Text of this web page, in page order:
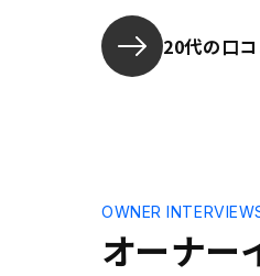
にした。担当者の
ポンスの良さも1
の物件を仕入れて
本的には提案され
やすい。
20代の口
オーナー
OWNER